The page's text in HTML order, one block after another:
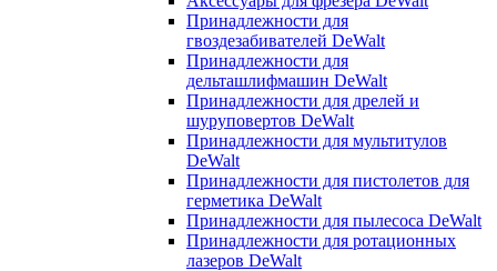
Принадлежности для
гвоздезабивателей DeWalt
Принадлежности для
дельташлифмашин DeWalt
Принадлежности для дрелей и
шуруповертов DeWalt
Принадлежности для мультитулов
DeWalt
Принадлежности для пистолетов для
герметика DeWalt
Принадлежности для пылесоса DeWalt
Принадлежности для ротационных
лазеров DeWalt